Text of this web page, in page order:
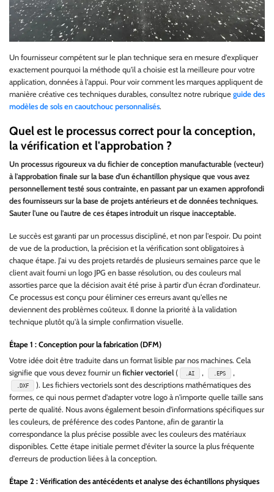
Un fournisseur compétent sur le plan technique sera en mesure d'expliquer
exactement pourquoi la méthode qu'il a choisie est la meilleure pour votre
application, données à l'appui. Pour voir comment les marques appliquent de
manière créative ces techniques durables, consultez notre rubrique guide des
modèles de sols en caoutchouc personnalisés.
Quel est le processus correct pour la conception,
la vérification et l'approbation ?
Un processus rigoureux va du fichier de conception manufacturable (vecteur)
à l'approbation finale sur la base d'un échantillon physique que vous avez
personnellement testé sous contrainte, en passant par un examen approfondi
des fournisseurs sur la base de projets antérieurs et de données techniques.
Sauter l'une ou l'autre de ces étapes introduit un risque inacceptable.
Le succès est garanti par un processus discipliné, et non par l'espoir. Du point
de vue de la production, la précision et la vérification sont obligatoires à
chaque étape. J'ai vu des projets retardés de plusieurs semaines parce que le
client avait fourni un logo JPG en basse résolution, ou des couleurs mal
assorties parce que la décision avait été prise à partir d'un écran d'ordinateur.
Ce processus est conçu pour éliminer ces erreurs avant qu'elles ne
deviennent des problèmes coûteux. Il donne la priorité à la validation
technique plutôt qu'à la simple confirmation visuelle.
Étape 1 : Conception pour la fabrication (DFM)
Votre idée doit être traduite dans un format lisible par nos machines. Cela
signifie que vous devez fournir un fichier vectoriel ( .AI , .EPS ,
.DXF
). Les fichiers vectoriels sont des descriptions mathématiques des
formes, ce qui nous permet d'adapter votre logo à n'importe quelle taille sans
perte de qualité. Nous avons également besoin d'informations spécifiques sur
les couleurs, de préférence des codes Pantone, afin de garantir la
correspondance la plus précise possible avec les couleurs des matériaux
disponibles. Cette étape initiale permet d'éviter la source la plus fréquente
d'erreurs de production liées à la conception.
Étape 2 : Vérification des antécédents et analyse des échantillons physiques